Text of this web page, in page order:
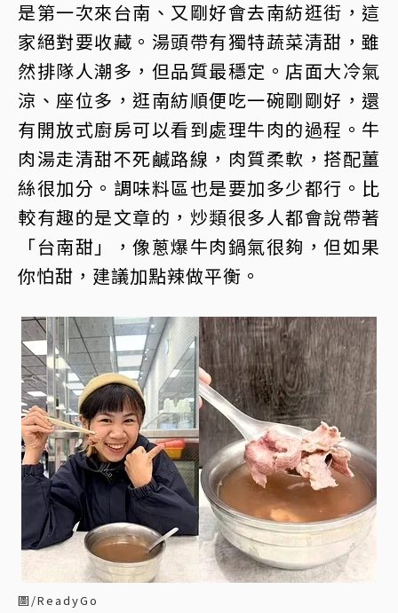
是第一次來台南、又剛好會去南紡逛街，這
家絕對要收藏。湯頭帶有獨特蔬菜清甜，雖
然排隊人潮多，但品質最穩定。店面大冷氣
涼、座位多，逛南紡順便吃一碗剛剛好，還
有開放式廚房可以看到處理牛肉的過程。牛
肉湯走清甜不死鹹路線，肉質柔軟，搭配薑
絲很加分。調味料區也是要加多少都行。比
較有趣的是文章的，炒類很多人都會說帶著
「台南甜」，像蔥爆牛肉鍋氣很夠，但如果
你怕甜，建議加點辣做平衡。
圖/ReadyGo